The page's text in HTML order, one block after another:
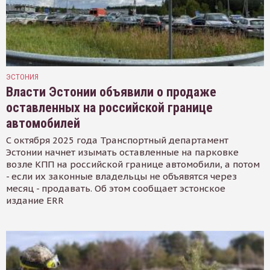
ЭСТОНИЯ
Власти Эстонии объявили о продаже
оставленных на российской границе
автомобилей
С октября 2025 года Транспортный департамент
Эстонии начнет изымать оставленные на парковке
возле КПП на российской границе автомобили, а потом
- если их законные владельцы не объявятся через
месяц - продавать. Об этом сообщает эстонское
издание ERR